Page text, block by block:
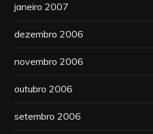
janeiro 2007
dezembro 2006
novembro 2006
outubro 2006
setembro 2006